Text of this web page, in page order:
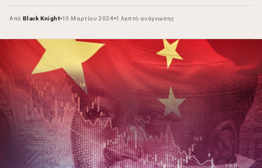
ΑπόBlack Knight 10 Μαρτίου 2024 1 λεπτό ανάγνωσης